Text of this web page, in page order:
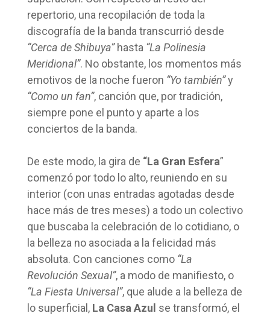
repertorio, una recopilación de toda la
discografía de la banda transcurrió desde
“Cerca de Shibuya”hasta “La Polinesia
Meridional”. No obstante, los momentos más
emotivos de la noche fueron “Yo también”y
“Como un fan”, canción que, por tradición,
siempre pone el punto y aparte a los
conciertos de la banda.
De este modo, la gira de “La Gran Esfera”
comenzó por todo lo alto, reuniendo en su
interior (con unas entradas agotadas desde
hace más de tres meses) a todo un colectivo
que buscaba la celebración de lo cotidiano, o
la belleza no asociada a la felicidad más
absoluta. Con canciones como “La
Revolución Sexual”, a modo de manifiesto, o
“La Fiesta Universal”, que alude a la belleza de
lo superficial, La Casa Azul se transformó, el